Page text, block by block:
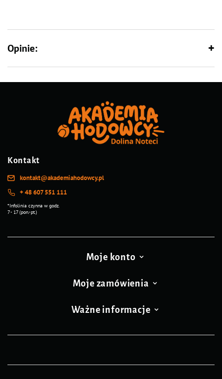
Opinie:
Kontakt
kontakt@akademiahodowcy.pl
+ 48 607 551 111
*Infolinia czynna w godz.
7 - 17 (pon.-pt.)
Moje konto
Moje zamówienia
Ważne informacje